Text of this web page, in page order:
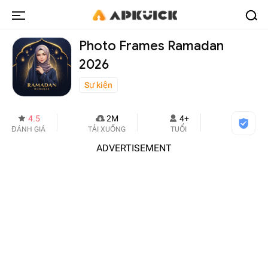
Photo Frames Ramadan
2026
Sự kiện
4.5
ĐÁNH GIÁ
2M
TẢI XUỐNG
4+
TUỔI
ADVERTISEMENT